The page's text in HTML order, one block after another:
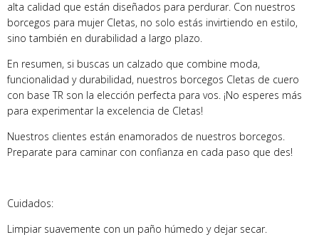
alta calidad que están diseñados para perdurar. Con nuestros
borcegos para mujer Cletas, no solo estás invirtiendo en estilo,
sino también en durabilidad a largo plazo.
En resumen, si buscas un calzado que combine moda,
funcionalidad y durabilidad, nuestros borcegos Cletas de cuero
con base TR son la elección perfecta para vos. ¡No esperes más
para experimentar la excelencia de Cletas!
Nuestros clientes están enamorados de nuestros borcegos.
Preparate para caminar con confianza en cada paso que des!
Cuidados:
Limpiar suavemente con un paño húmedo y dejar secar.